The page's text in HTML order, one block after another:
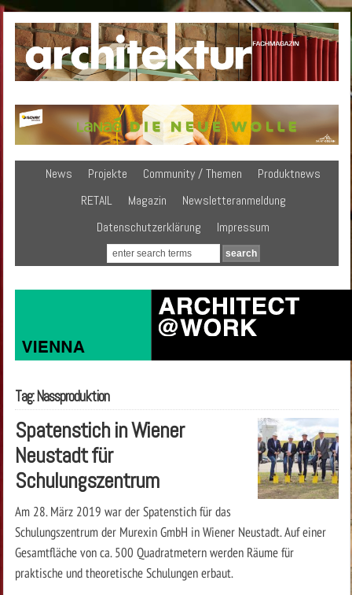
News Projekte Community / Themen
Produktnews
RETAIL
Magazin
Newsletteranmeldung
Datenschutzerklärung
Impressum
Tag: Nassproduktion
Spatenstich in Wiener
Neustadt für
Schulungszentrum
Am 28. März 2019 war der Spatenstich für das
Schulungszentrum der Murexin GmbH in Wiener Neustadt. Auf einer
Gesamtfläche von ca. 500 Quadratmetern werden Räume für
praktische und theoretische Schulungen erbaut.